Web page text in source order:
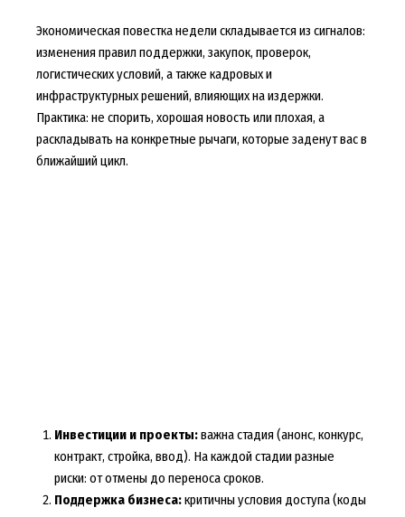
Экономическая повестка недели складывается из сигналов:
изменения правил поддержки, закупок, проверок,
логистических условий, а также кадровых и
инфраструктурных решений, влияющих на издержки.
Практика: не спорить, хорошая новость или плохая, а
раскладывать на конкретные рычаги, которые заденут вас в
ближайший цикл.
Инвестиции и проекты:важна стадия (анонс, конкурс,
контракт, стройка, ввод). На каждой стадии разные
риски: от отмены до переноса сроков.
Поддержка бизнеса:критичны условия доступа (коды